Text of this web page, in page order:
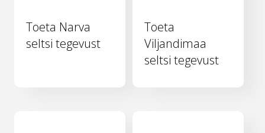
Toeta Narva
seltsi tegevust
Toeta
Viljandimaa
seltsi tegevust